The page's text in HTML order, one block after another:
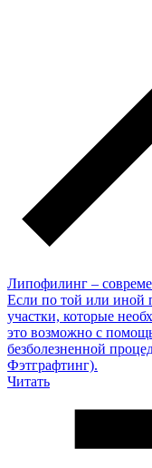
Липофилинг –
Если по той или иной
участки, которые
это возможно с
безболезненной
Фэтграфтинг).
Читать